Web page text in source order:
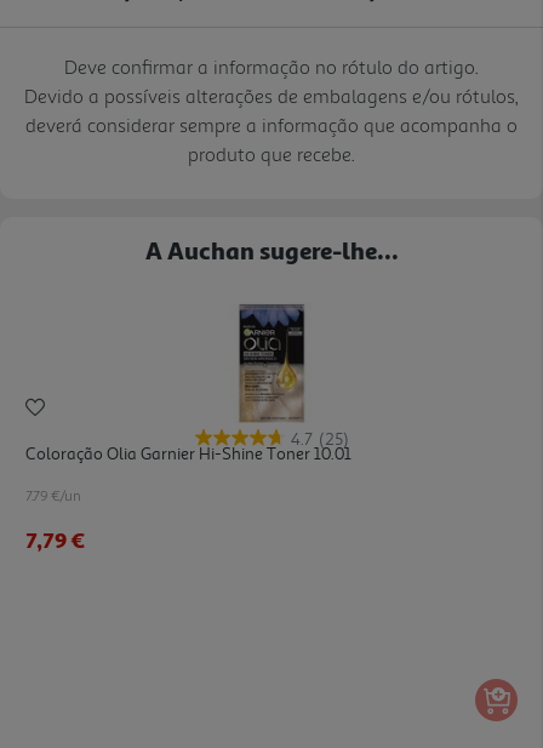
Deve confirmar a informação no rótulo do artigo.
Devido a possíveis alterações de embalagens e/ou rótulos,
deverá considerar sempre a informação que acompanha o
produto que recebe.
A Auchan sugere-lhe...
4.7 (25)
Coloração Olia Garnier Hi-Shine Toner 10.01
7.79 €/un
7,79 €